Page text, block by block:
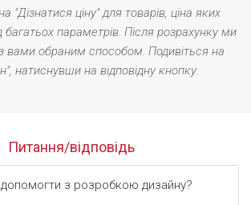
"Дізнатися ціну" для товарів, ціна яких
багатьох параметрів. Після розрахунку ми
вами обраним способом. Подивіться на
натиснувши на відповідну кнопку.
Питання/відповідь
з розробкою дизайну?